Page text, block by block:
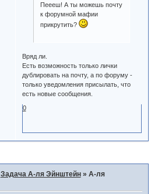
Пеееш! А ты можешь почту
к форумной мафии
прикрутить?
Вряд ли.
Есть возможность только лички
дублировать на почту, а по форуму -
только уведомления присылать, что
есть новые сообщения.
0
Задача А-ля Эйнштейн » А-ля